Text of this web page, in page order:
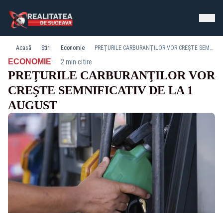
Acasă Știri Economie PREŢURILE CARBURANŢILOR VOR CREŞTE SEMNIFICATIV DE LA 1 AUGUST
ECONOMIE· 2 min citire
PREŢURILE CARBURANŢILOR VOR
CREŞTE SEMNIFICATIV DE LA 1
AUGUST